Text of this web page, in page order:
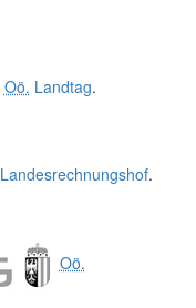
Oö. Landtag.
Landesrechnungshof.
Oö.